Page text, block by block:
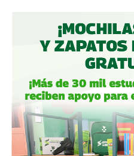
Fintech compró primero
garantizaban el control de la
concretó una oferta pública
alcanzó el 30.1% de
para mantener el control
francesa Vinci Airports en
y jul. 2021; Folleto
de Valores, may. 2021).
Si bien todos estos